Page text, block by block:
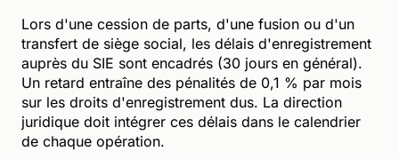
Lors d'une cession de parts, d'une fusion ou d'un
transfert de siège social, les délais d'enregistrement
auprès du SIE sont encadrés (30 jours en général).
Un retard entraîne des pénalités de 0,1 % par mois
sur les droits d'enregistrement dus. La direction
juridique doit intégrer ces délais dans le calendrier
de chaque opération.